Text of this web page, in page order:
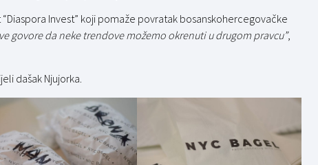
Invest” koji pomaže povratak bosanskohercegovačke
govore da neke trendove možemo okrenuti u drugom pravcu”,
dašak Njujorka.